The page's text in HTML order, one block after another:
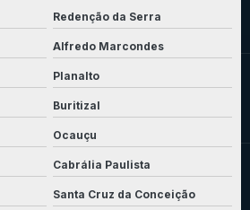
Redenção da Serra
Alfredo Marcondes
Planalto
Buritizal
Ocauçu
Cabrália Paulista
Santa Cruz da Conceição